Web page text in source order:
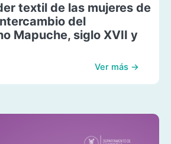
textil de las mujeres de
del
Mapuche, siglo XVII y
Ver más →